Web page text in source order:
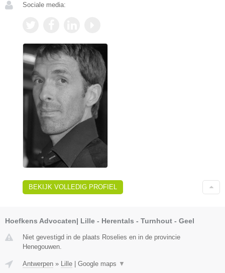
Sociale media:
BEKIJK VOLLEDIG PROFIEL
Hoefkens Advocaten| Lille - Herentals - Turnhout - Geel
Niet gevestigd in de plaats Roselies en in de provincie
Henegouwen.
Antwerpen » Lille Google maps ▼